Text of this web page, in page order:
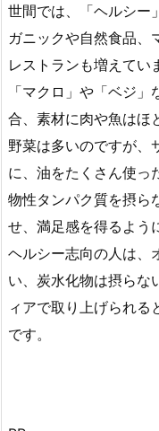
世間では、「ヘルシー
ガニックや自然食品、
レストランも増えてい
「マクロ」や「ベジ
合、素材に肉や魚はほ
野菜は多いのですが、
に、油をたくさん使っ
物性タンパク質を摂ら
せ、満足感を得るよう
ヘルシー志向の人は、
い、炭水化物は摂らな
ィアで取り上げられる
です。